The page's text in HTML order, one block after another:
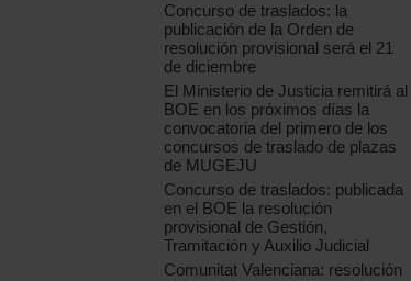
Concurso de traslados: la
publicación de la Orden de
resolución provisional será el 21
de diciembre
El Ministerio de Justicia remitirá al
BOE en los próximos días la
convocatoria del primero de los
concursos de traslado de plazas
de MUGEJU
Concurso de traslados: publicada
en el BOE la resolución
provisional de Gestión,
Tramitación y Auxilio Judicial
Comunitat Valenciana: resolución